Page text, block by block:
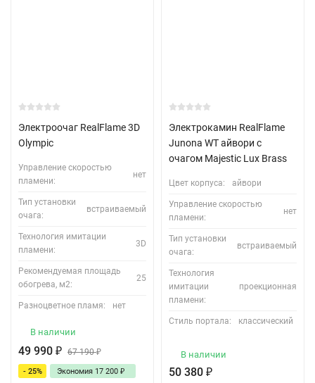
Электроочаг RealFlame 3D
Olympic
Управление скоростью
пламени:
нет
Тип установки
очага:
встраиваемый
Технология имитации
пламени:
3D
Рекомендуемая площадь
обогрева, м2:
25
Разноцветное пламя: нет
В наличии
49 990 ₽ 67 190₽
- 25% Экономия 17 200 ₽
Электрокамин RealFlame
Junona WT айвори с
очагом Majestic Lux Brass
Цвет корпуса: айвори
Управление скоростью
пламени:
нет
Тип установки
очага:
встраиваемый
Технология
имитации
пламени:
проекционная
Стиль портала: классический
В наличии
50 380 ₽